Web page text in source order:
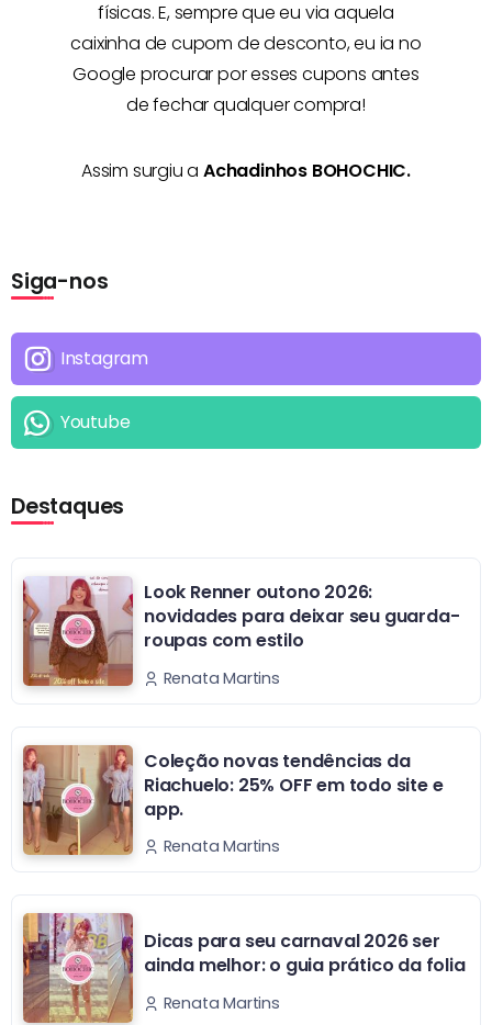
físicas. E, sempre que eu via aquela
caixinha de cupom de desconto, eu ia no
Google procurar por esses cupons antes
de fechar qualquer compra!
Assim surgiu a Achadinhos BOHOCHIC.
Siga-nos
Instagram
Youtube
Destaques
Look Renner outono 2026:
novidades para deixar seu guarda-
roupas com estilo
Renata Martins
Coleção novas tendências da
Riachuelo: 25% OFF em todo site e
app.
Renata Martins
Dicas para seu carnaval 2026 ser
ainda melhor: o guia prático da folia
Renata Martins